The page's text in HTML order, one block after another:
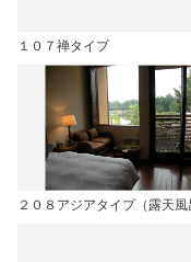
１０７禅タイプ
２０８アジアタイプ（露天風